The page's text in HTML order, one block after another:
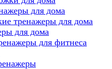
для дома
тренажеры для дома
для дома
для фитнеса